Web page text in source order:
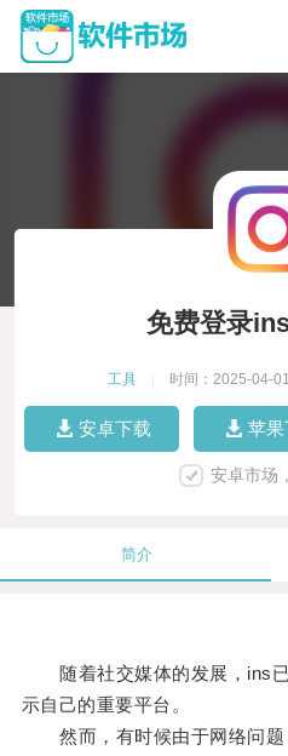
免费登录
工具 时间：2025-04-01
安卓下载 苹果
安卓市场
简介
随着社交媒体的发展，ins已
示自己的重要平台。
然而，有时候由于网络问题